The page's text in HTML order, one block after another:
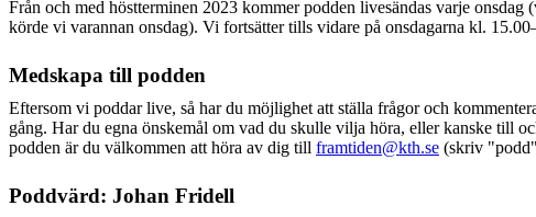
Från och med höstterminen 2023 kommer podden livesändas varje onsdag
körde vi varannan onsdag). Vi fortsätter tills vidare på onsdagarna kl.
Medskapa till podden
Eftersom vi poddar live, så har du möjlighet att ställa frågor och
gång. Har du egna önskemål om vad du skulle vilja höra, eller kanske till
podden är du välkommen att höra av dig till framtiden@kth.se (skriv
Poddvärd: Johan Fridell